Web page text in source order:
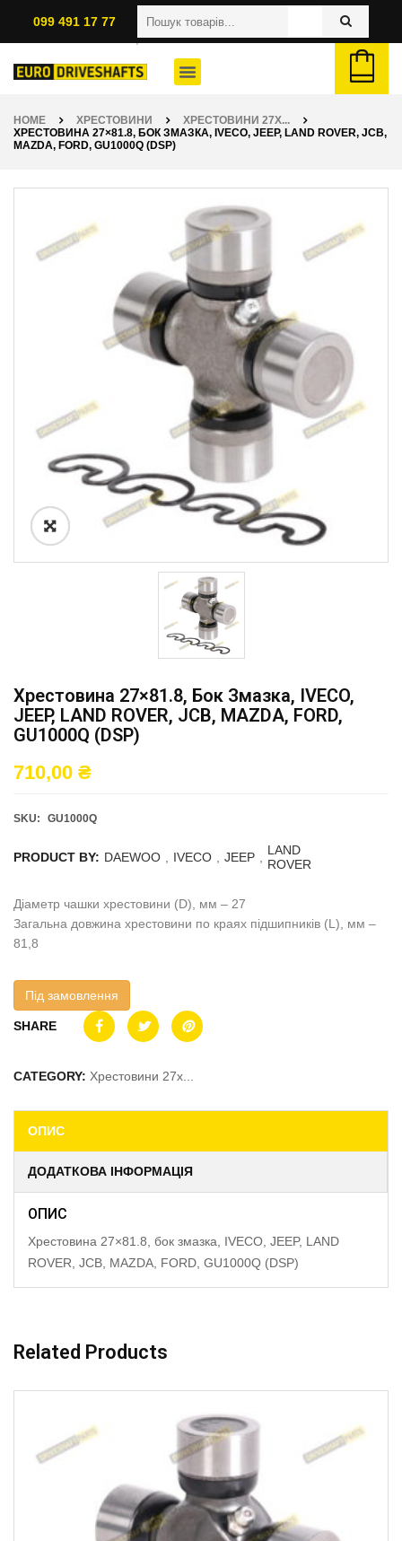
099 491 17 77
HOME ХРЕСТОВИНИ
ХРЕСТОВИНИ 27X...
ХРЕСТОВИНА 27×81.8, БОК ЗМАЗКА, IVECO, JEEP, LAND ROVER, JCB,
MAZDA, FORD, GU1000Q (DSP)
Хрестовина 27×81.8, Бок Змазка, IVECO,
JEEP, LAND ROVER, JCB, MAZDA, FORD,
GU1000Q (DSP)
710,00 ₴
SKU: GU1000Q
PRODUCT BY: DAEWOO IVECO JEEP
LAND
ROVER
Діаметр чашки хрестовини (D), мм – 27
Загальна довжина хрестовини по краях підшипників (L), мм –
81,8
Під замовлення
SHARE
CATEGORY: Хрестовини 27x...
ОПИС
ДОДАТКОВА ІНФОРМАЦІЯ
ОПИС
Хрестовина 27×81.8, бок змазка, IVECO, JEEP, LAND
ROVER, JCB, MAZDA, FORD, GU1000Q (DSP)
Related Products